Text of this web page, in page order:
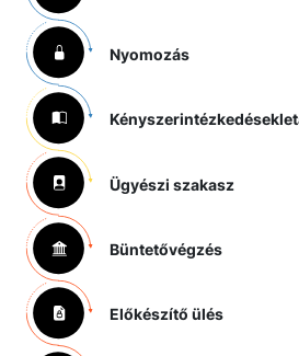
Nyomozás
Kényszerintézkedések
Ügyészi szakasz
Büntetővégzés
Előkészítő ülés